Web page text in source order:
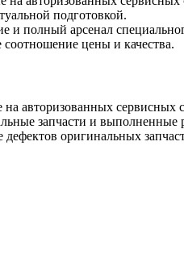
подготовкой.
и полный арсенал
соотношение цены и качества.
на авторизованных сервисных
запчасти и выполненные
оригинальных